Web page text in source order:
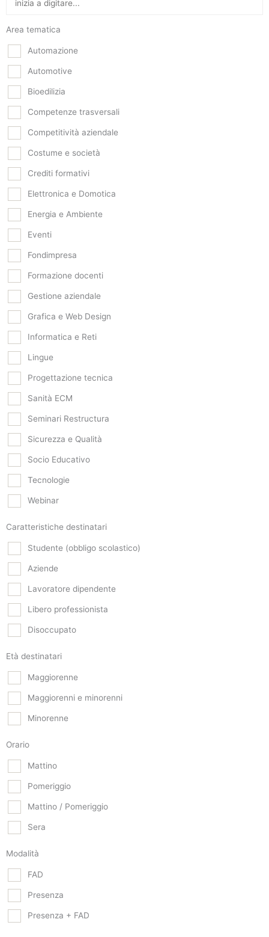
Area tematica
Automazione
Automotive
Bioedilizia
Competenze trasversali
Competitività aziendale
Costume e società
Crediti formativi
Elettronica e Domotica
Energia e Ambiente
Eventi
Fondimpresa
Formazione docenti
Gestione aziendale
Grafica e Web Design
Informatica e Reti
Lingue
Progettazione tecnica
Sanità ECM
Seminari Restructura
Sicurezza e Qualità
Socio Educativo
Tecnologie
Webinar
Caratteristiche destinatari
Studente (obbligo scolastico)
Aziende
Lavoratore dipendente
Libero professionista
Disoccupato
Età destinatari
Maggiorenne
Maggiorenni e minorenni
Minorenne
Orario
Mattino
Pomeriggio
Mattino / Pomeriggio
Sera
Modalità
FAD
Presenza
Presenza + FAD